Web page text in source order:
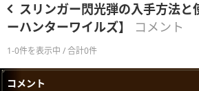
スリンガー閃光弾の入手方法と
ーハンターワイルズ】
コメント
1-0件を表示中 / 合計0件
コメント